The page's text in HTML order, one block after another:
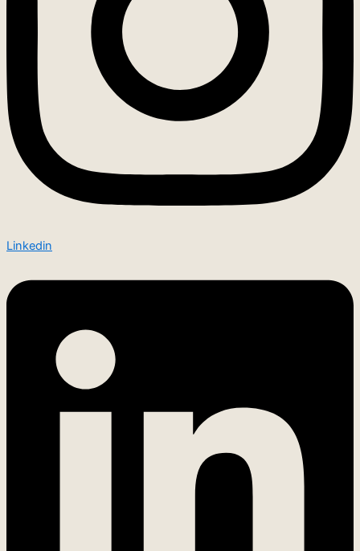
Linkedin